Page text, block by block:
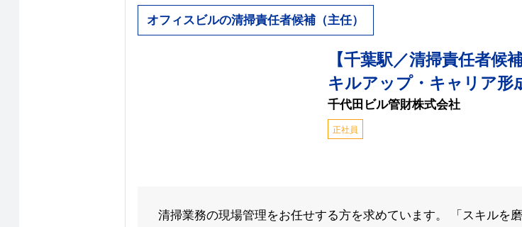
オフィスビルの清掃責任者候補（主任）
【千葉駅／清掃責任者候
キルアップ・キャリア形
千代田ビル管財株式会社
正社員
清掃業務の現場管理をお任せする方を求めています。 「スキルを